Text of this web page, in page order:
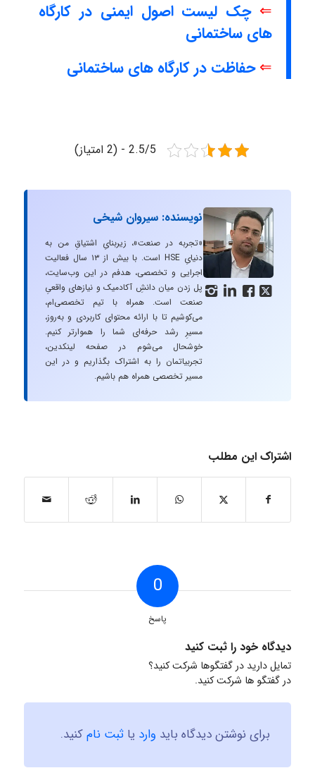
⇐چک لیست اصول ایمنی در کارگاه
های ساختمانی
⇐حفاظت در کارگاه های ساختمانی
2.5/5 - (2 امتیاز)
   
نویسنده: سیروان شیخی
«تجربه در صنعت»، زیربنایِ اشتیاقِ من به
دنیایِ HSE است. با بیش از ۱۳ سال فعالیت
اجرایی و تخصصی، هدفم در این وب‌سایت،
پل زدن میان دانشِ آکادمیک و نیازهای واقعیِ
صنعت است. همراه با تیم تخصصی‌ام،
می‌کوشیم تا با ارائه محتوای کاربردی و به‌روز،
مسیرِ رشد حرفه‌ای شما را هموارتر کنیم.
خوشحال می‌شوم در صفحه لینکدین،
تجربیاتمان را به اشتراک بگذاریم و در این
مسیر تخصصی همراه هم باشیم.
اشتراک این مطلب
0
پاسخ
دیدگاه خود را ثبت کنید
تمایل دارید در گفتگوها شرکت کنید؟
در گفتگو ها شرکت کنید.
برای نوشتن دیدگاه باید وارد یا ثبت نامکنید.